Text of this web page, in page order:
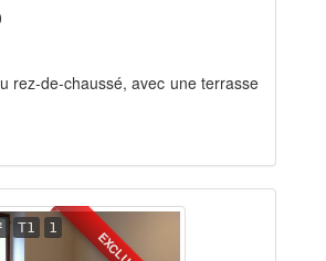
rez-de-chaussé, avec une terrasse
T1 1